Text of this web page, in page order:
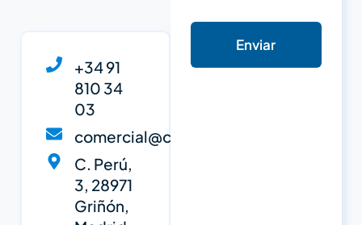
+34 91
810 34
03
comercial@cypsa.net
C. Perú,
3, 28971
Griñón,